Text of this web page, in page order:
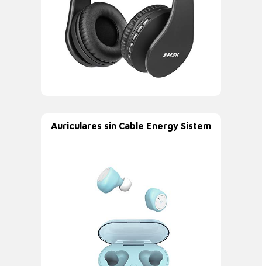
Auriculares sin Cable Energy Sistem